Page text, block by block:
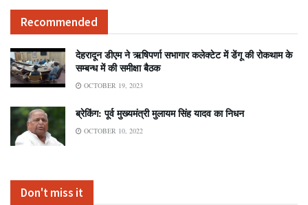
Recommended
देहरादून डीएम ने ऋषिपर्णा सभागार कलेक्टेट में डेंगू की रोकथाम के
सम्बन्ध में की समीक्षा बैठक
OCTOBER 19, 2023
ब्रेकिंग: पूर्व मुख्यमंत्री मुलायम सिंह यादव का निधन
OCTOBER 10, 2022
Don't miss it